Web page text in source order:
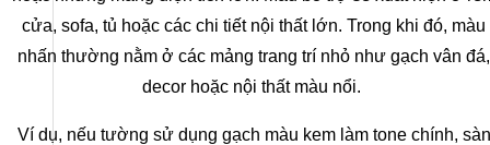
cửa, sofa, tủ hoặc các chi tiết nội thất lớn. Trong khi đó, màu
nhấn thường nằm ở các mảng trang trí nhỏ như gạch vân đá,
decor hoặc nội thất màu nổi.
Ví dụ, nếu tường sử dụng gạch màu kem làm tone chính, sàn